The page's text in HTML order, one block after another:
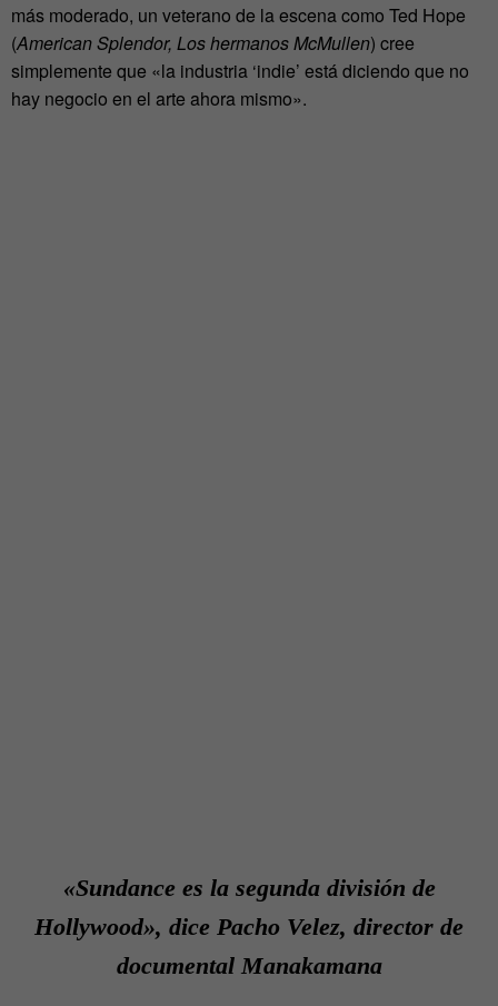
más moderado, un veterano de la escena como Ted Hope
(American Splendor, Los hermanos McMullen) cree
simplemente que «la industria ‘indie’ está diciendo que no
hay negocio en el arte ahora mismo».
«Sundance es la segunda división de
Hollywood», dice Pacho Velez, director de
documental Manakamana